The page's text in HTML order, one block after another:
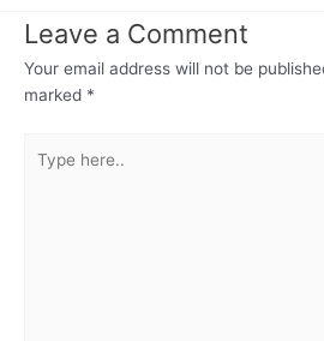
Leave a Comment
Your email address will not be
marked *
here..